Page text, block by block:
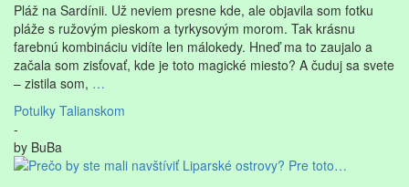
Pláž na Sardínii. Už neviem presne kde, ale objavila som fotku
pláže s ružovým pieskom a tyrkysovým morom. Tak krásnu
farebnú kombináciu vidíte len málokedy. Hneď ma to zaujalo a
začala som zisťovať, kde je toto magické miesto? A čuduj sa svete
– zistila som, …
Potulky Talianskom
-
by BuBa